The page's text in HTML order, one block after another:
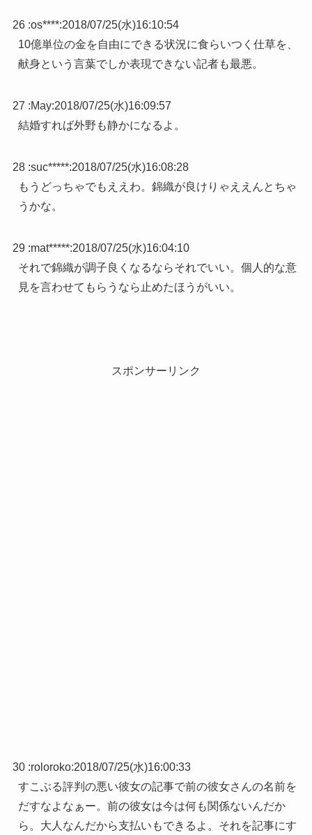
26 :os****:2018/07/25(水)16:10:54
10億単位の金を自由にできる状況に食らいつく仕草を、
献身という言葉でしか表現できない記者も最悪。
27 :May:2018/07/25(水)16:09:57
結婚すれば外野も静かになるよ。
28 :suc*****:2018/07/25(水)16:08:28
もうどっちゃでもええわ。錦織が良けりゃええんとちゃ
うかな。
29 :mat*****:2018/07/25(水)16:04:10
それで錦織が調子良くなるならそれでいい。個人的な意
見を言わせてもらうなら止めたほうがいい。
スポンサーリンク
30 :roloroko:2018/07/25(水)16:00:33
すこぶる評判の悪い彼女の記事で前の彼女さんの名前を
だすなよなぁー。前の彼女は今は何も関係ないんだか
ら。大人なんだから支払いもできるよ。それを記事にす